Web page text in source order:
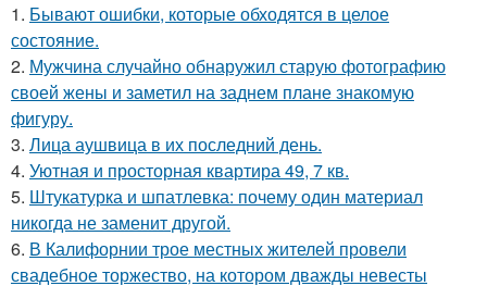
1. Бывают ошибки, которые обходятся в целое
состояние.
2. Мужчина случайно обнаружил старую фотографию
своей жены и заметил на заднем плане знакомую
фигуру.
3. Лица аушвица в их последний день.
4. Уютная и просторная квартира 49, 7 кв.
5. Штукатурка и шпатлевка: почему один материал
никогда не заменит другой.
6. В Калифорнии трое местных жителей провели
свадебное торжество, на котором дважды невесты